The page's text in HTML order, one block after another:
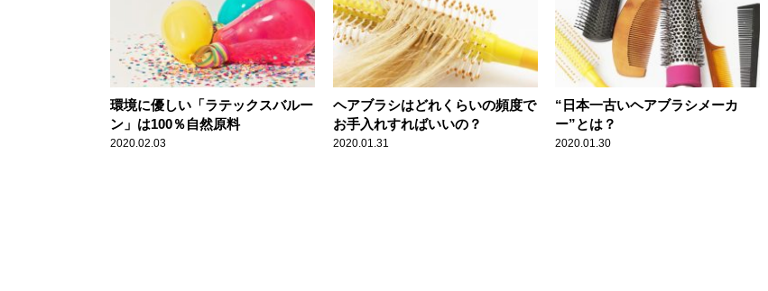
環境に優しい「ラテックスバルー
ン」は100％自然原料
2020.02.03
ヘアブラシはどれくらいの頻度で
お手入れすればいいの？
2020.01.31
“日本一古いヘアブラシメーカ
ー”とは？
2020.01.30